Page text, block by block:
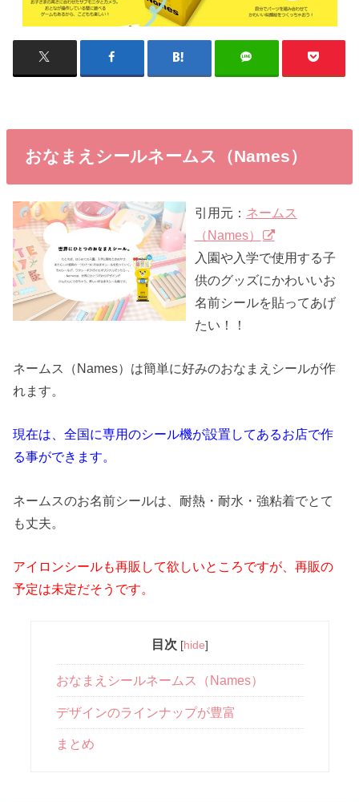
おなまえシールネームス（Names）
引用元： ネームス
（Names）
入園や入学で使用する子
供のグッズにかわいいお
名前シールを貼ってあげ
たい！！
ネームス（Names）は簡単に好みのおなまえシールが作
れます。
現在は、全国に専用のシール機が設置してあるお店で作
る事ができます。
ネームスのお名前シールは、耐熱・耐水・強粘着でとて
も丈夫。
アイロンシールも再販して欲しいところですが、再販の
予定は未定だそうです。
目次 [hide]
おなまえシールネームス（Names）
デザインのラインナップが豊富
まとめ